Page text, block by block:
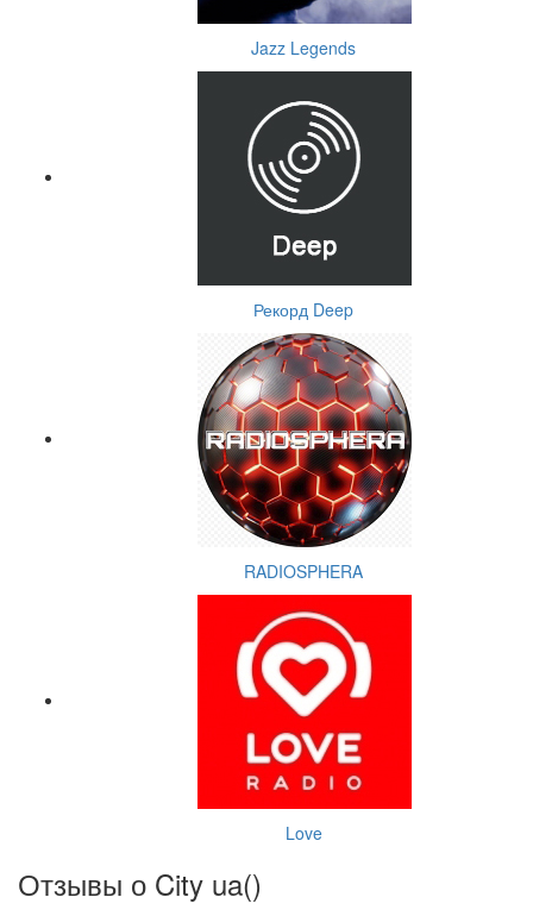
Jazz Legends
Рекорд Deep
RADIOSPHERA
Love
Отзывы о City ua()